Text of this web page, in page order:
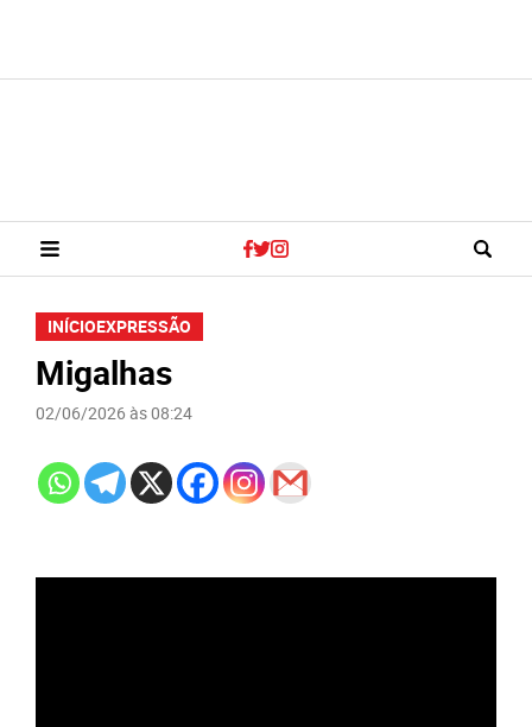
INÍCIOEXPRESSÃO
Migalhas
02/06/2026 às 08:24